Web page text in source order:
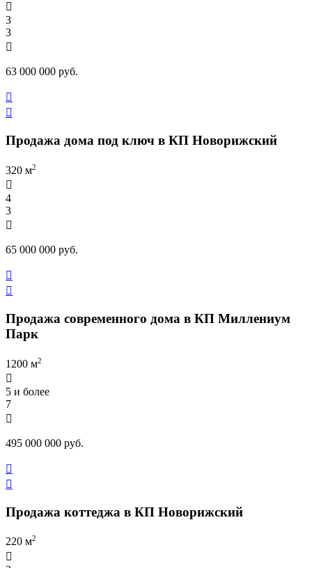

3
3

63 000 000 руб.


Продажа дома под ключ в КП Новорижский
320 м2

4
3

65 000 000 руб.


Продажа современного дома в КП Миллениум
Парк
1200 м2

5 и более
7

495 000 000 руб.


Продажа коттеджа в КП Новорижский
220 м2
